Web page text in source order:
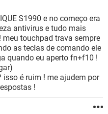
GMAIL
FACEBOOK
EXCEL
S1990 e no começo era
antivirus e tudo mais
touchpad trava sempre
as teclas de comando ele
quando eu aperto fn+f10 !
é ruim ! me ajudem por
!